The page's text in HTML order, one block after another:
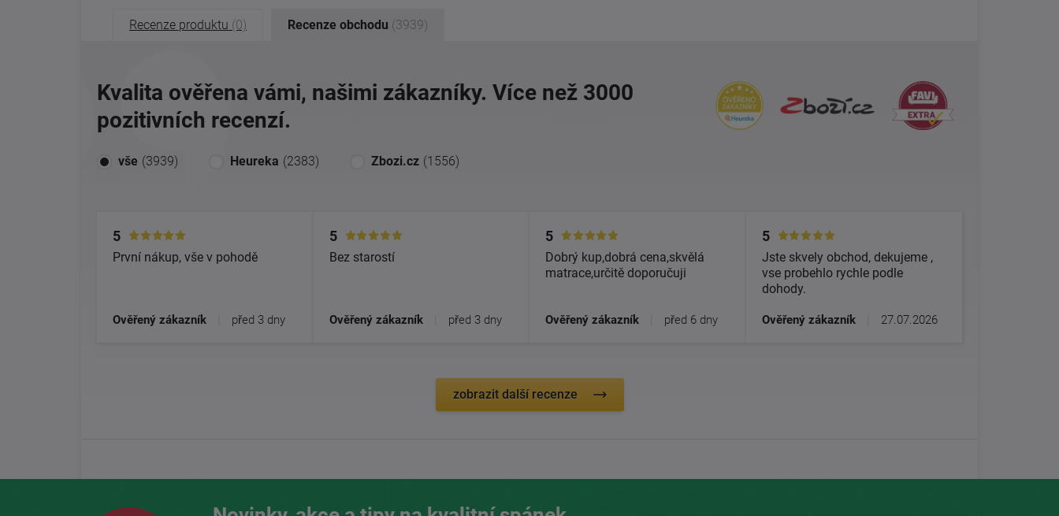
Recenze produktu (0) Recenze obchodu (3939)
Kvalita ověřena vámi, našimi zákazníky. Více než 3000
pozitivních recenzí.
vše (3939) Heureka (2383) Zbozi.cz (1556)
5
První nákup, vše v pohodě
Ověřený zákazník před 3 dny
5
Bez starostí
Ověřený zákazník před 3 dny
5
Dobrý kup,dobrá cena,skvělá
matrace,určitě doporučuji
Ověřený zákazník před 6 dny
5
Jste skvely obchod, dekujeme ,
vse probehlo rychle podle
dohody.
Ověřený zákazník 27.07.2026
zobrazit další recenze